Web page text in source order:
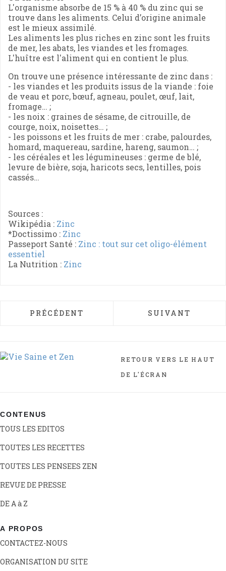
L'organisme absorbe de 15 % à 40 % du zinc qui se
trouve dans les aliments. Celui d’origine animale
est le mieux assimilé.
Les aliments les plus riches en zinc sont les fruits
de mer, les abats, les viandes et les fromages.
L'huître est l'aliment qui en contient le plus.
On trouve une présence intéressante de zinc dans :
- les viandes et les produits issus de la viande : foie
de veau et porc, bœuf, agneau, poulet, œuf, lait,
fromage… ;
- les noix : graines de sésame, de citrouille, de
courge, noix, noisettes… ;
- les poissons et les fruits de mer : crabe, palourdes,
homard, maquereau, sardine, hareng, saumon… ;
- les céréales et les légumineuses : germe de blé,
levure de bière, soja, haricots secs, lentilles, pois
cassés…
Sources :
Wikipédia : Zinc
*Doctissimo : Zinc
Passeport Santé : Zinc : tout sur cet oligo-élément
essentiel
La Nutrition : Zinc
ARTICLE PRÉCÉDENT : VITAMINE A
PRÉCÉDENT ARTICLE
SUIVANT
RETOUR VERS LE HAUT
DE L'ÉCRAN
CONTENUS
TOUS LES EDITOS
TOUTES LES RECETTES
TOUTES LES PENSEES ZEN
REVUE DE PRESSE
DE A à Z
A PROPOS
CONTACTEZ-NOUS
ORGANISATION DU SITE